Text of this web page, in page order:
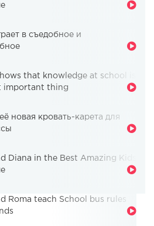
в съедобное и
that knowledge at school is
important thing
новая кровать-карета для
Diana in the Best Amazing Kids
Roma teach School bus rules